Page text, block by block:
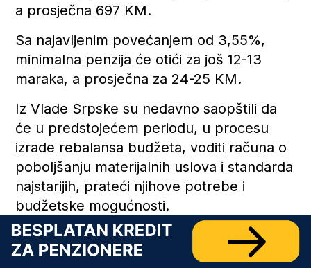
a prosječna 697 KM.
Sa najavljenim povećanjem od 3,55%,
minimalna penzija će otići za još 12-13
maraka, a prosječna za 24-25 KM.
Iz Vlade Srpske su nedavno saopštili da
će u predstojećem periodu, u procesu
izrade rebalansa budžeta, voditi računa o
poboljšanju materijalnih uslova i standarda
najstarijih, prateći njihove potrebe i
budžetske mogućnosti.
“Rebalansom budžeta koji je u izradi,
planirano je povećanje budžetskih